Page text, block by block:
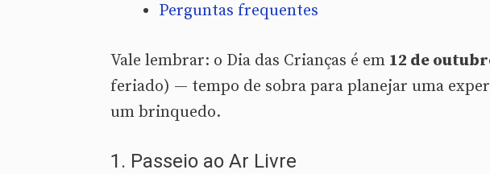
Perguntas frequentes
Vale lembrar: o Dia das Crianças é em 12 de
feriado) — tempo de sobra para planejar uma
um brinquedo.
1. Passeio ao Ar Livre